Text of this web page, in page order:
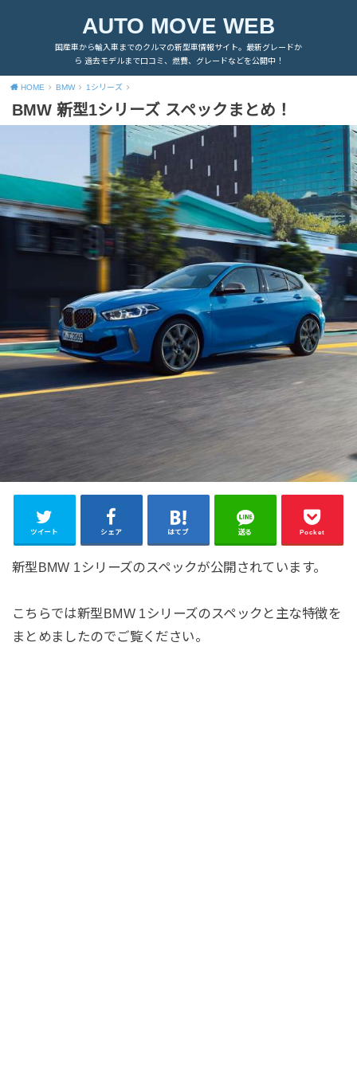
AUTO MOVE WEB
国産車から輸入車までのクルマの新型車情報サイト。最新グレードか
ら 過去モデルまで口コミ、燃費、グレードなどを公開中！
HOME BMW 1シリーズ
BMW 新型1シリーズ スペックまとめ！
ツイート シェア はてブ 送る Pocket
新型BMW 1シリーズのスペックが公開されています。
こちらでは新型BMW 1シリーズのスペックと主な特徴を
まとめましたのでご覧ください。